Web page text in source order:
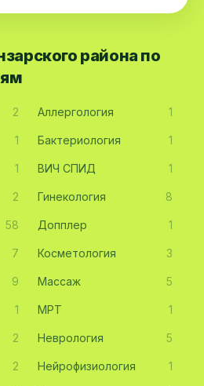
района по
2 Аллергология 1
1 Бактериология 1
1 ВИЧ СПИД 1
2 Гинекология 8
58 Допплер 1
7 Косметология 3
9 Массаж 5
1 МРТ 1
2 Неврология 5
2 Нейрофизиология 1